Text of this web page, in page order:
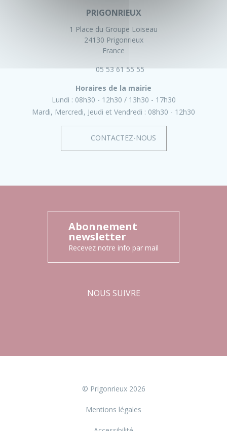
PRIGONRIEUX
1 Place du Groupe Loiseau
24130 Prigonrieux
France
05 53 61 55 55
Horaires de la mairie
Lundi : 08h30 - 12h30
13h30 - 17h30
Mardi, Mercredi, Jeudi et Vendredi : 08h30 - 12h30
CONTACTEZ-NOUS
Abonnement
newsletter
Recevez notre info par mail
NOUS SUIVRE
© Prigonrieux 2026
Mentions légales